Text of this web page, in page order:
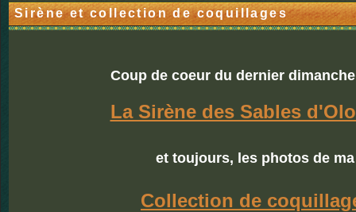
Sirène et collection de coquillages
Coup de coeur du dernier
La Sirène des Sables
et toujours, les photos de ma
Collection de